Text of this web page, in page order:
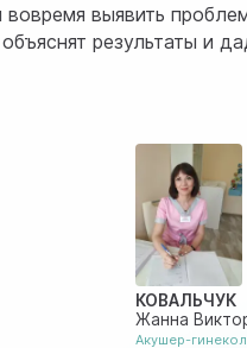
вовремя выявить
результаты и
КОВАЛЬЧУК
Жанна
Акушер-